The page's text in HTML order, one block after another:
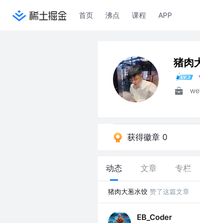
首页 沸点 课程 APP
猪肉
获得徽章 0
动态 文章 专栏
猪肉大葱水饺 赞了这篇文章
EB_Coder